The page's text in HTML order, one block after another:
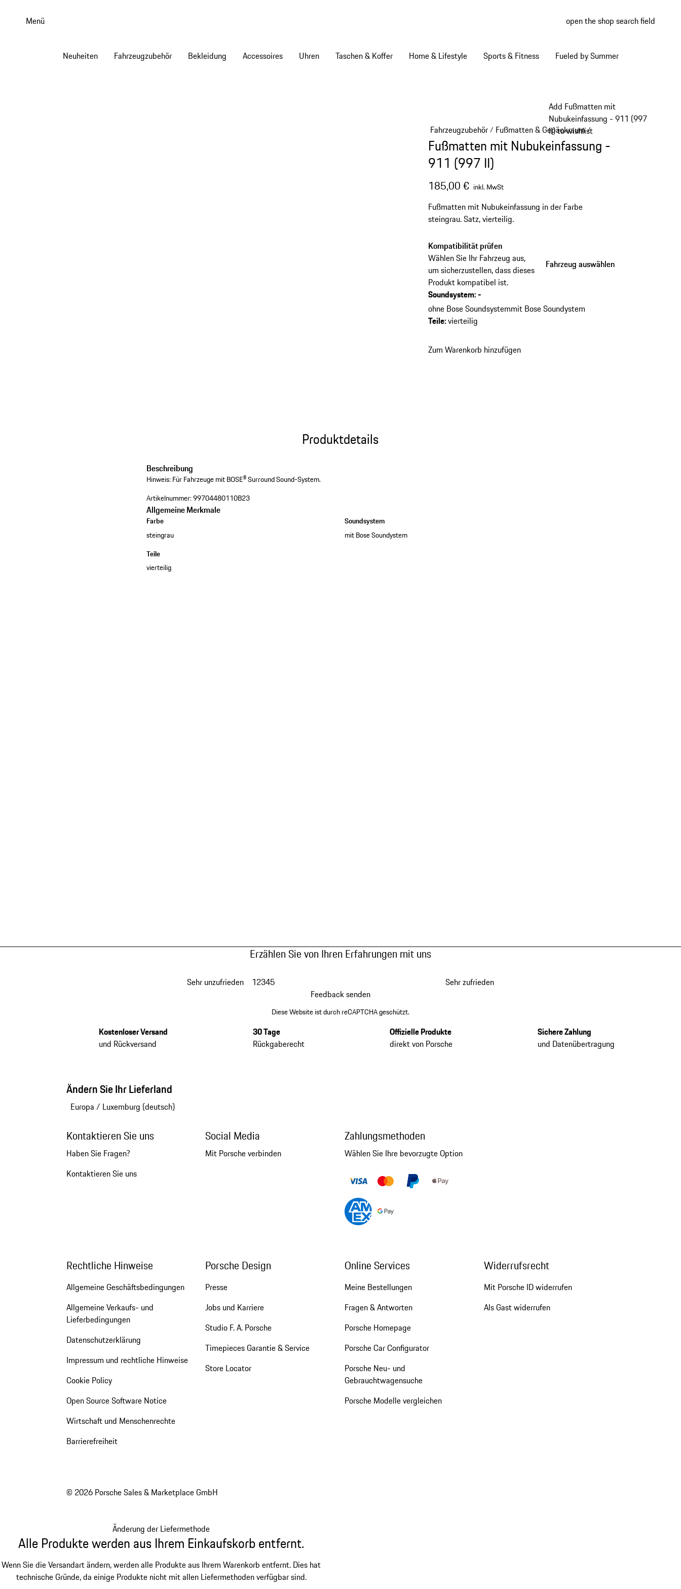
Hauptinhalt
Menü open the shop search field
Neuheiten Fahrzeugzubehör Bekleidung Accessoires Uhren Taschen & Koffer Home & Lifestyle Sports & Fitness Fueled by Summer
Add Fußmatten mit
Nubukeinfassung - 911 (997
II) to wishlist
Fahrzeugzubehör/ Fußmatten & Gepäckraum/
Fußmatten mit Nubukeinfassung -
911 (997 II)
185,00 € inkl. MwSt
Fußmatten mit Nubukeinfassung in der Farbe
steingrau. Satz, vierteilig.
Kompatibilität prüfen
Wählen Sie Ihr Fahrzeug aus,
um sicherzustellen, dass dieses
Produkt kompatibel ist.
Fahrzeug auswählen
Fahrzeug auswählen
Soundsystem:-
ohne Bose Soundsystemmit Bose Soundystem
Teile:vierteilig
Zum Warenkorb hinzufügen
Produktdetails
Beschreibung
Hinweis: Für Fahrzeuge mit BOSE® Surround Sound-System.
Artikelnummer:99704480110B23
Allgemeine Merkmale
Farbe
steingrau
Teile
vierteilig
Soundsystem
mit Bose Soundystem
Erzählen Sie von Ihren Erfahrungen mit uns
Sehr unzufrieden 12345
Sehr zufrieden
Feedback senden
Diese Website ist durch reCAPTCHA geschützt.
Kostenloser Versand
und Rückversand
30 Tage
Rückgaberecht
Offizielle Produkte
direkt von Porsche
Sichere Zahlung
und Datenübertragung
Ändern Sie Ihr Lieferland
Europa / Luxemburg (deutsch)
Kontaktieren Sie uns
Haben Sie Fragen?
Kontaktieren Sie uns
Social Media
Mit Porsche verbinden
Zahlungsmethoden
Wählen Sie Ihre bevorzugte Option
Rechtliche Hinweise
Allgemeine Geschäftsbedingungen
Allgemeine Verkaufs- und
Lieferbedingungen
Datenschutzerklärung
Impressum und rechtliche Hinweise
Cookie Policy
Open Source Software Notice
Wirtschaft und Menschenrechte
Barrierefreiheit
Porsche Design
Presse
Jobs und Karriere
Studio F. A. Porsche
Timepieces Garantie & Service
Store Locator
Online Services
Meine Bestellungen
Fragen & Antworten
Porsche Homepage
Porsche Car Configurator
Porsche Neu- und
Gebrauchtwagensuche
Porsche Modelle vergleichen
Widerrufsrecht
Mit Porsche ID widerrufen
Als Gast widerrufen
© 2026 Porsche Sales & Marketplace GmbH
Änderung der Liefermethode
Alle Produkte werden aus Ihrem Einkaufskorb entfernt.
Wenn Sie die Versandart ändern, werden alle Produkte aus Ihrem Warenkorb entfernt. Dies hat
technische Gründe, da einige Produkte nicht mit allen Liefermethoden verfügbar sind.